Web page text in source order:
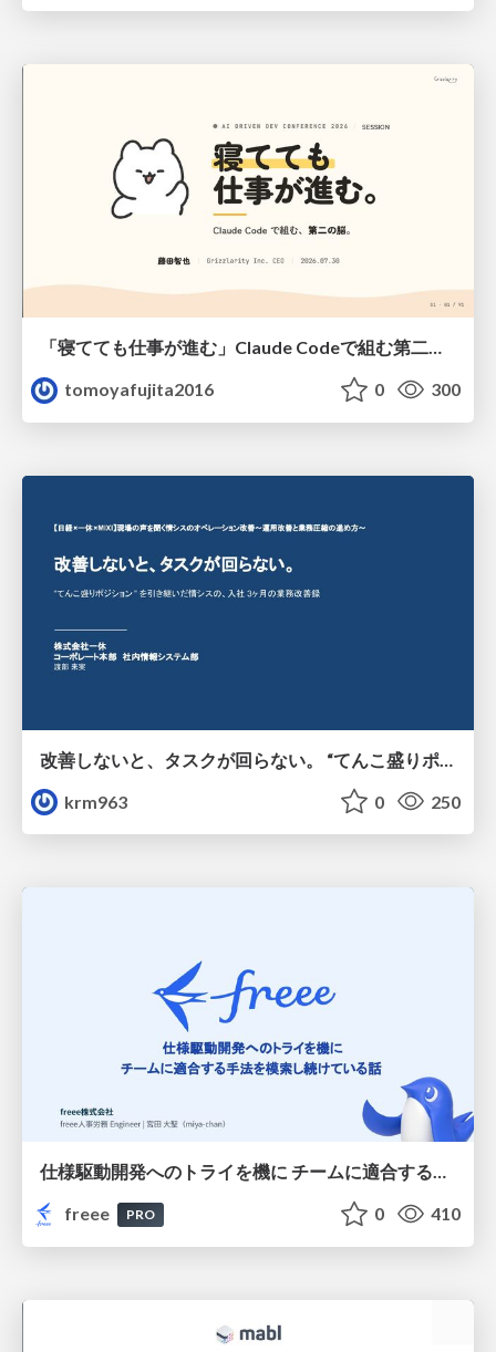
「寝てても仕事が進む」Claude Codeで組む第二の脳
tomoyafujita2016
0 300
krm963
0 250
仕様駆動開発へのトライを機に チームに適合する手法を模索し続けている話
freee
PRO 0 410